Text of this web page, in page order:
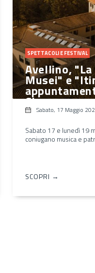
SPETTACOLI E FESTIVAL
Avellino,
Musei" e
Cimarosa
Sabato, 17 Maggio
Sabato 17 e lunedì 19
coniugano musica e
SCOPRI →